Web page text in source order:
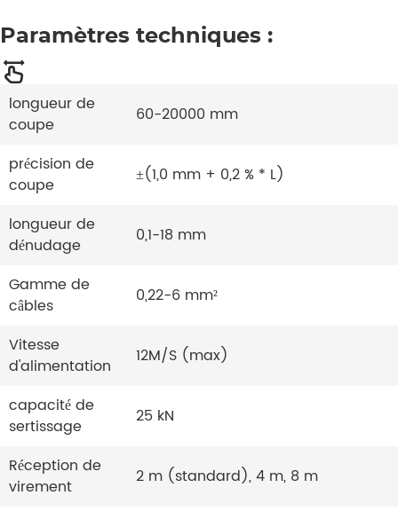
Paramètres techniques :
longueur de
coupe
60-20000 mm
précision de
coupe
±(1,0 mm + 0,2 % * L)
longueur de
dénudage
0,1-18 mm
Gamme de
câbles
0,22-6 mm²
Vitesse
d'alimentation
12M/S (max)
capacité de
sertissage
25 kN
Réception de
virement
2 m (standard), 4 m, 8 m